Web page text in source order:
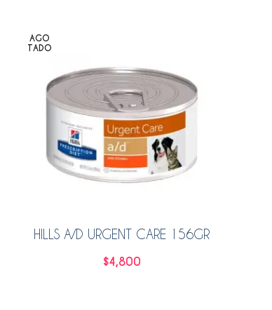
AGO
TADO
HILLS A/D URGENT CARE 156GR
$4,800